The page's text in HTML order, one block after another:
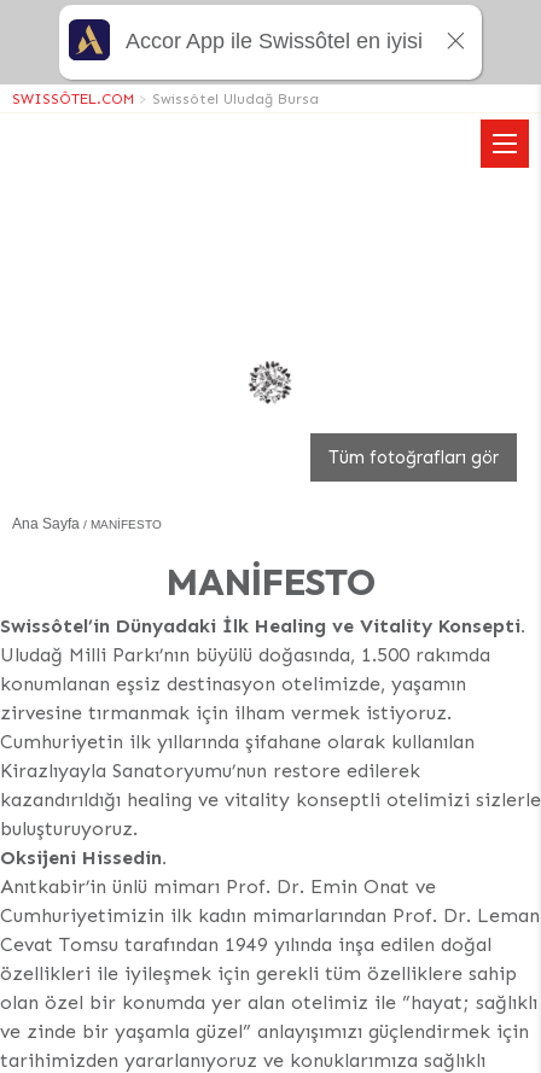
Tüm fotoğrafları gör
Ana Sayfa MANIFESTO
MANIFESTO
Swissôtel’in Dünyadaki İlk Healing ve Vitality Konsepti.
Uludağ Milli Parkı’nın büyülü doğasında, 1.500 rakımda
konumlanan eşsiz destinasyon otelimizde, yaşamın
zirvesine tırmanmak için ilham vermek istiyoruz.
Cumhuriyetin ilk yıllarında şifahane olarak kullanılan
Kirazlıyayla Sanatoryumu’nun restore edilerek
kazandırıldığı healing ve vitality konseptli otelimizi sizlerle
buluşturuyoruz.
Oksijeni Hissedin.
Anıtkabir’in ünlü mimarı Prof. Dr. Emin Onat ve
Cumhuriyetimizin ilk kadın mimarlarından Prof. Dr. Leman
Cevat Tomsu tarafından 1949 yılında inşa edilen doğal
özellikleri ile iyileşmek için gerekli tüm özelliklere sahip
olan özel bir konumda yer alan otelimiz ile ”hayat; sağlıklı
ve zinde bir yaşamla güzel” anlayışımızı güçlendirmek için
tarihimizden yararlanıyoruz ve konuklarımıza sağlıklı
SWISSÔTEL.COM > Swissôtel Uludağ Bursa
Accor App ile Swissôtel en iyisi